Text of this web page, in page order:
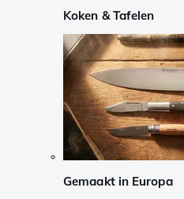
Koken & Tafelen
Gemaakt in Europa